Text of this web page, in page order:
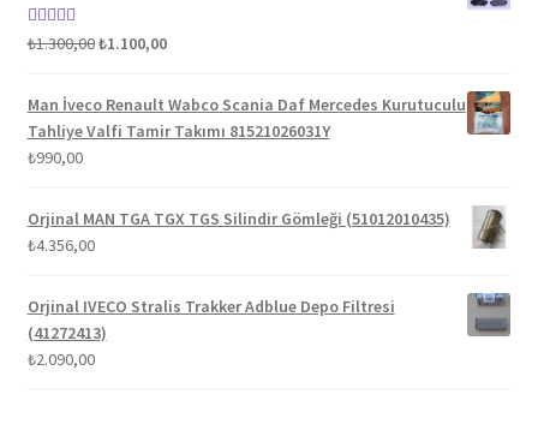
5 üzerinden
₺1.300,00Orijinal
₺1.300,00.
₺1.100,00Şu
fiyat:
₺1.100,00.
Man İveco Renault Wabco Scania Daf Mercedes Kurutuculu
Tahliye Valfi Tamir Takımı 81521026031Y
₺990,00
Orjinal MAN TGA TGX TGS Silindir Gömleği (51012010435)
₺4.356,00
Orjinal IVECO Stralis Trakker Adblue Depo Filtresi
(41272413)
₺2.090,00